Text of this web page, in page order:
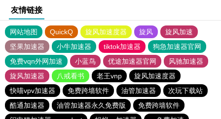
友情链接
网站地图 QuickQ 旋风加速度器 旋风
旋风加速
坚果加速器
小牛加速器 tiktok加速器
狗急加速器官网
免费vqn外网加速
小蓝鸟 优途加速器官网
风驰加速器
旋风加速器
八戒看书 老王vnp
旋风加速度器
快喵vpv加速器
免费跨墙软件 油管加速器
次玩下载站
酷通加速器
油管加速器永久免费版
免费跨墙软件